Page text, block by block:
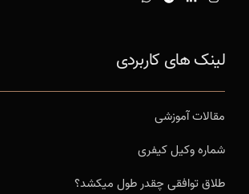
لینک های کاربردی
مقالات آموزشی
شماره وکیل کیفری
طلاق توافقی چقدر طول میکشد؟